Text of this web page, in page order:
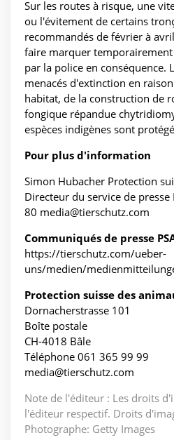
Sur les routes à risque, une
ou l'évitement de certains
recommandés de février à
faire marquer
par la police en conséquence.
menacés d'extinction en
habitat, de la construction de
fongique répandue
espèces indigènes sont
Pour plus d'information
Simon Hubacher Protection
Directeur du service de
80 media@tierschutz.com
Communiqués de presse
https://tierschutz.com/ueber-
uns/medien/
Protection suisse des
Dornacherstrasse 101
Boîte postale
CH-4018 Bâle
Téléphone 061 365 99 99
media@tierschutz.com
Note de l'éditeur : Les droits
l'éditeur respectif. Droits
Photographe: Getty Images